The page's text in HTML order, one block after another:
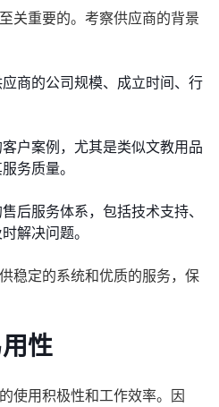
关重要的。考察供应商的背景
应商的公司规模、成立时间、行
户案例，尤其是类似文教用品
务质量。
后服务体系，包括技术支持、
解决问题。
稳定的系统和优质的服务，保
性
使用积极性和工作效率。因